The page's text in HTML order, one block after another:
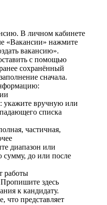
В личном кабинете
«Вакансии» нажмите
вакансию».
с помощью
сохранённый
сначала.
укажите вручную или
списка
частичная,
диапазон или
до или после
работы
здесь
к кандидату.
что представляет